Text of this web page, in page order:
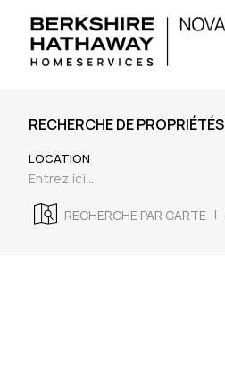
RECHERCHE DE PROPRIÉTÉS
LOCATION
RECHERCHE PAR CARTE |